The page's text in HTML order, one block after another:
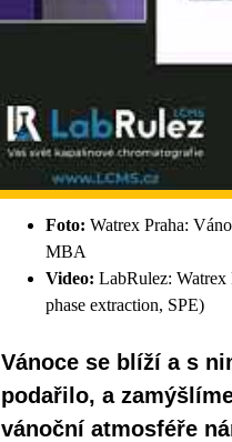
Foto: Watrex Praha:
MBA
Video: LabRulez: Watrex
phase extraction, SPE)
Vánoce se blíží a s
podařilo, a
vánoční atmosféře